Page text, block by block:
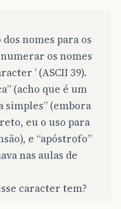
nomes para os
os nomes
’ (ASCII 39).
(acho que é um
simples” (embora
eu o uso para
e “apóstrofo”
nas aulas de
caracter tem?